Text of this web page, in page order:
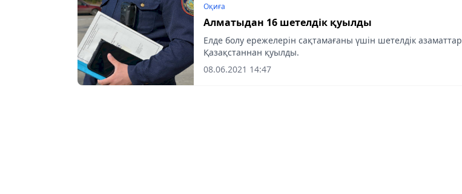
Оқиға
Алматыдан 16 шетелдік қуылды
Елде болу ережелерін сақтамағаны үшін шетелдік азаматтар
Қазақстаннан қуылды.
08.06.2021 14:47